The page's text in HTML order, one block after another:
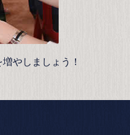
やしましょう！